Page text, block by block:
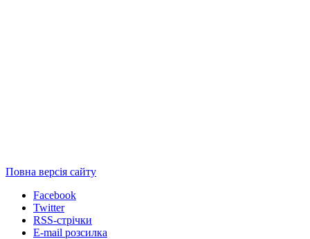
Повна версія сайту
Facebook
Twitter
RSS-стрічки
E-mail розсилка